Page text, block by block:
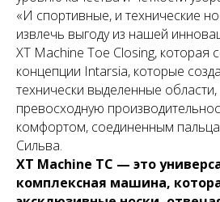
«И спортивные, и технические
извлечь выгоду из нашей
XT Machine Toe Closing, которая
концепции Intarsia, которые
технически выделенные
превосходную
комфортом, соединенным
Сильва.
XT Machine TC — это
комплексная машина,